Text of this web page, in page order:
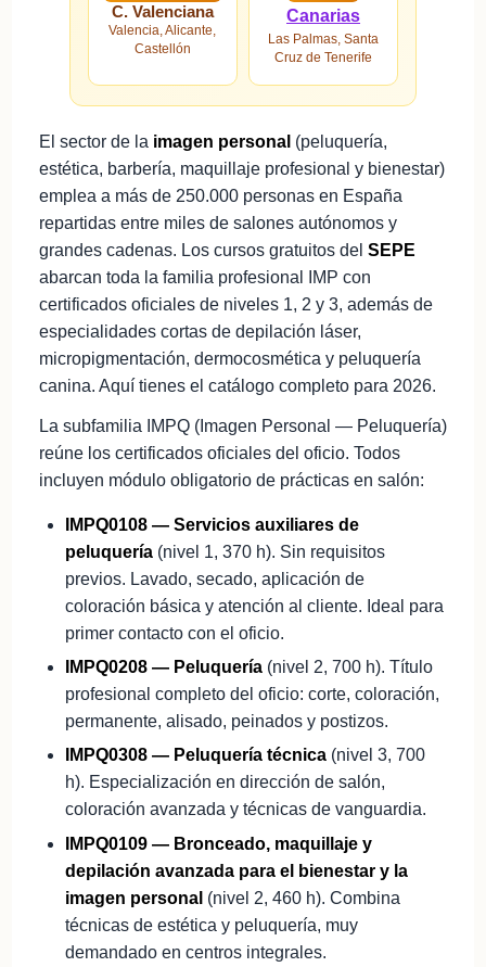
C. Valenciana
Valencia, Alicante,
Castellón
Canarias
Las Palmas, Santa
Cruz de Tenerife
El sector de la imagen personal (peluquería,
estética, barbería, maquillaje profesional y bienestar)
emplea a más de 250.000 personas en España
repartidas entre miles de salones autónomos y
grandes cadenas. Los cursos gratuitos del SEPE
abarcan toda la familia profesional IMP con
certificados oficiales de niveles 1, 2 y 3, además de
especialidades cortas de depilación láser,
micropigmentación, dermocosmética y peluquería
canina. Aquí tienes el catálogo completo para 2026.
La subfamilia IMPQ (Imagen Personal — Peluquería)
reúne los certificados oficiales del oficio. Todos
incluyen módulo obligatorio de prácticas en salón:
IMPQ0108 — Servicios auxiliares de
peluquería(nivel 1, 370 h). Sin requisitos
previos. Lavado, secado, aplicación de
coloración básica y atención al cliente. Ideal para
primer contacto con el oficio.
IMPQ0208 — Peluquería(nivel 2, 700 h). Título
profesional completo del oficio: corte, coloración,
permanente, alisado, peinados y postizos.
IMPQ0308 — Peluquería técnica(nivel 3, 700
h). Especialización en dirección de salón,
coloración avanzada y técnicas de vanguardia.
IMPQ0109 — Bronceado, maquillaje y
depilación avanzada para el bienestar y la
imagen personal (nivel 2, 460 h). Combina
técnicas de estética y peluquería, muy
demandado en centros integrales.